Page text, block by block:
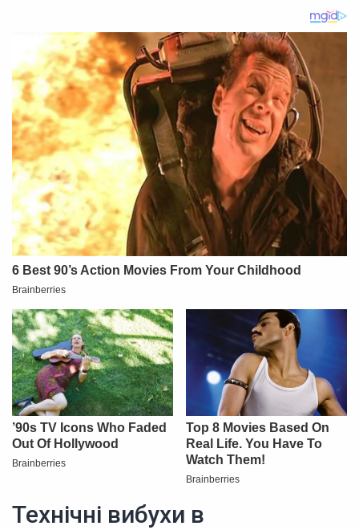
Технічні вибухи в